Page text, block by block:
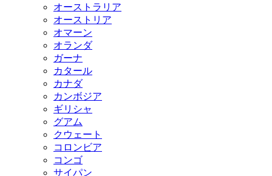
オーストラリア
オーストリア
オマーン
オランダ
ガーナ
カタール
カナダ
カンボジア
ギリシャ
グアム
クウェート
コロンビア
コンゴ
サイパン